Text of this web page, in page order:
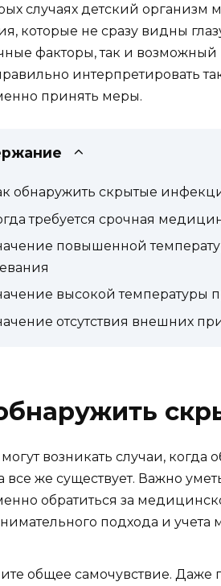
случаях детский организм
которые не сразу видны
факторы, так и возможный
интерпретировать
принять меры.
обнаружить скрытые
требуется срочная
повышенной
высокой температуры
отсутствия внешних
возникать случаи, когда
все же существует. Важно
обратиться за
подхода и учета
общее самочувствие. Даже